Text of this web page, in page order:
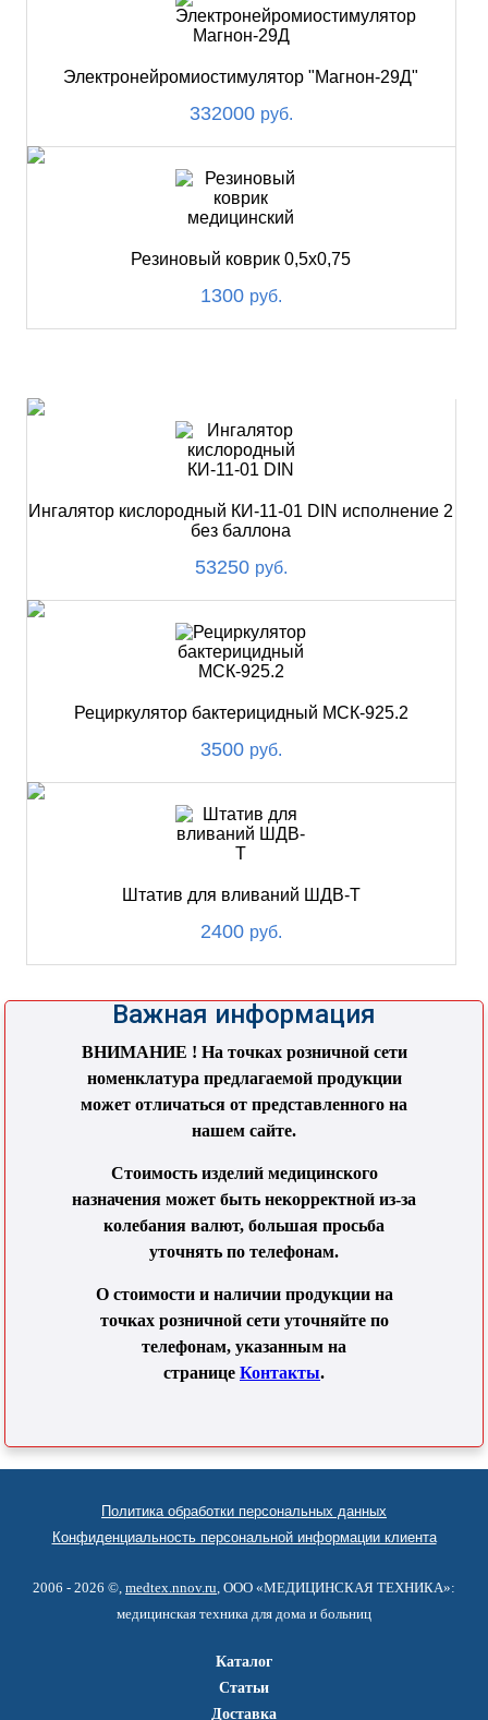
Электронейромиостимулятор "Магнон-29Д"
332000 руб.
Резиновый коврик 0,5х0,75
1300 руб.
Ингалятор кислородный КИ-11-01 DIN исполнение 2
без баллона
53250 руб.
Рециркулятор бактерицидный МСК-925.2
3500 руб.
Штатив для вливаний ШДВ-Т
2400 руб.
Важная информация
ВНИМАНИЕ ! На точках розничной сети
номенклатура предлагаемой продукции
может отличаться от представленного на
нашем сайте.
Стоимость изделий медицинского
назначения может быть некорректной из-за
колебания валют, большая просьба
уточнять по телефонам.
О стоимости и наличии продукции на
точках розничной сети уточняйте по
телефонам, указанным на
странице Контакты.
Политика обработки персональных данных
Конфиденциальность персональной информации клиента
2006 - 2026 ©, medtex.nnov.ru, ООО «МЕДИЦИНСКАЯ ТЕХНИКА»:
медицинская техника для дома и больниц
Каталог
Статьи
Доставка